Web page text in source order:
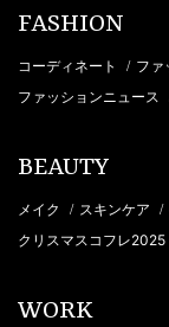
FASHION
コーディネート / ファ
ファッションニュース
BEAUTY
メイク / スキンケア /
クリスマスコフレ2025
WORK